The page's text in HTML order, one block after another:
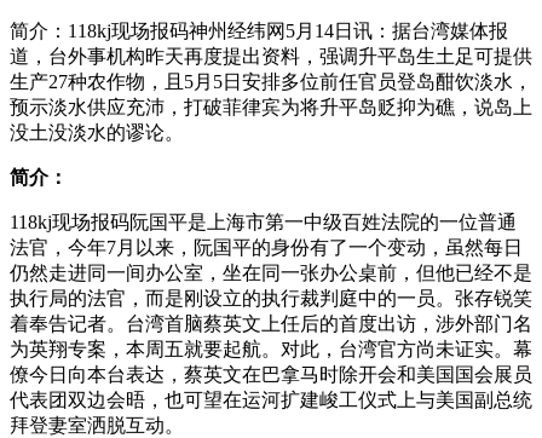
简介： 118kj现场报码神州经纬网5月14日讯：据台湾媒体报
道，台外事机构昨天再度提出资料，强调升平岛生土足可提供
生产27种农作物，且5月5日安排多位前任官员登岛酣饮淡水，
预示淡水供应充沛，打破菲律宾为将升平岛贬抑为礁，说岛上
没土没淡水的谬论。
简介：
118kj现场报码阮国平是上海市第一中级百姓法院的一位普通
法官，今年7月以来，阮国平的身份有了一个变动，虽然每日
仍然走进同一间办公室，坐在同一张办公桌前，但他已经不是
执行局的法官，而是刚设立的执行裁判庭中的一员。张存锐笑
着奉告记者。台湾首脑蔡英文上任后的首度出访，涉外部门名
为英翔专案，本周五就要起航。对此，台湾官方尚未证实。幕
僚今日向本台表达，蔡英文在巴拿马时除开会和美国国会展员
代表团双边会晤，也可望在运河扩建峻工仪式上与美国副总统
拜登妻室洒脱互动。